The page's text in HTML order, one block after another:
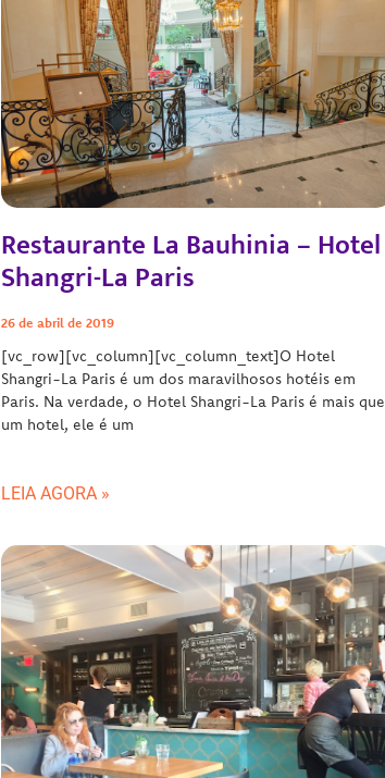
Restaurante La Bauhinia – Hotel
Shangri-La Paris
26 de abril de 2019
[vc_row][vc_column][vc_column_text]O Hotel
Shangri-La Paris é um dos maravilhosos hotéis em
Paris. Na verdade, o Hotel Shangri-La Paris é mais que
um hotel, ele é um
LEIA AGORA »